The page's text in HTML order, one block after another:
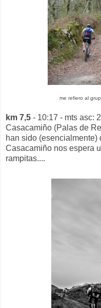
me refiero al
km 7,5 - 10:17 - mts asc:
Casacamiño (Palas de
han sido (esencialmente)
Casacamiño nos espera
rampitas....